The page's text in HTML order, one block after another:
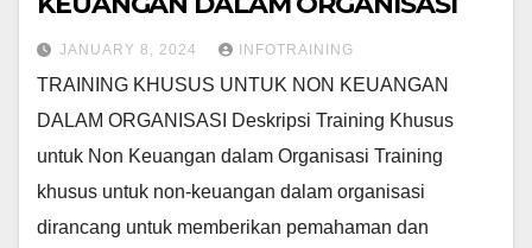
JANUARY 8, 2024 INFOTRAINING
TRAINING KHUSUS UNTUK NON KEUANGAN
DALAM ORGANISASI Deskripsi Training Khusus
untuk Non Keuangan dalam Organisasi Training
khusus untuk non-keuangan dalam organisasi
dirancang untuk memberikan pemahaman dan